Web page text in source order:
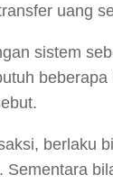
uang
sistem
berlaku
Sementara